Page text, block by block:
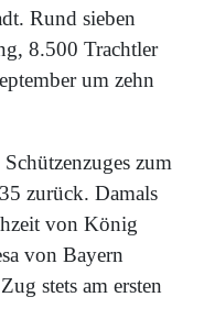
Rund sieben
8.500 Trachtler
um zehn
zum
zurück. Damals
von König
von Bayern
stets am ersten